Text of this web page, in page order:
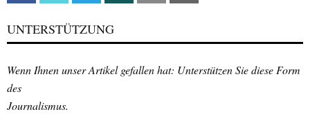
UNTERSTÜTZUNG
Wenn Ihnen unser Artikel gefallen hat: Unterstützen Sie diese Form
des
Journalismus.